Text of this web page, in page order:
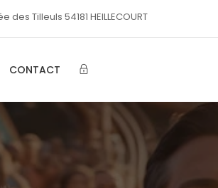
des Tilleuls 54181 HEILLECOURT
CONTACT